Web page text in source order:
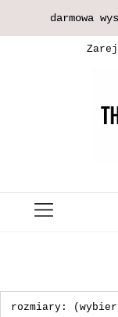
darmowa
rozmiary: